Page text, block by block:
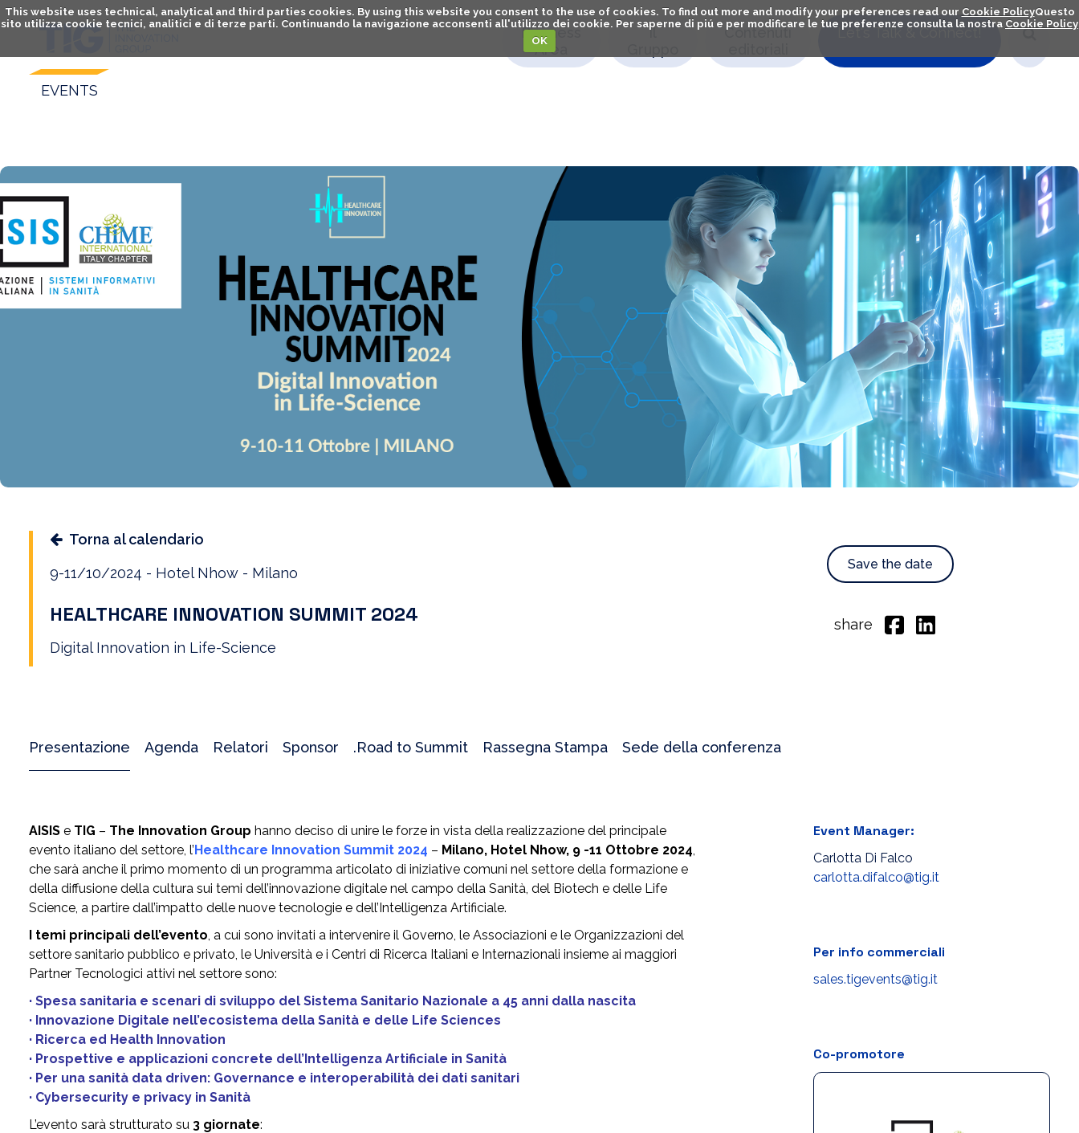
This website uses technical, analytical and third parties cookies. By using this website you consent to the use of cookies. To find out more and modify your preferences read our Cookie PolicyQuesto
sito utilizza cookie tecnici, analitici e di terze parti. Continuando la navigazione acconsenti all'utilizzo dei cookie. Per saperne di piú e per modificare le tue preferenze consulta la nostra Cookie Policy
OK
EVENTS
Let's Talk & Connect!
Business
Area
Il
Contenuti
Torna al calendario
9-11/10/2024 - Hotel Nhow - Milano
HEALTHCARE INNOVATION SUMMIT 2024
Digital Innovation in Life-Science
Save the date
share
Presentazione Agenda Relatori Sponsor .Road to Summit Rassegna Stampa Sede della conferenza
AISIS e TIG – The Innovation Group hanno deciso di unire le forze in vista della realizzazione del principale
evento italiano del settore, l’Healthcare Innovation Summit 2024 – Milano, Hotel Nhow, 9 -11 Ottobre 2024,
che sarà anche il primo momento di un programma articolato di iniziative comuni nel settore della formazione e
della diffusione della cultura sui temi dell’innovazione digitale nel campo della Sanità, del Biotech e delle Life
Science, a partire dall’impatto delle nuove tecnologie e dell’Intelligenza Artificiale.
I temi principali dell’evento, a cui sono invitati a intervenire il Governo, le Associazioni e le Organizzazioni del
settore sanitario pubblico e privato, le Università e i Centri di Ricerca Italiani e Internazionali insieme ai maggiori
Partner Tecnologici attivi nel settore sono:
· Spesa sanitaria e scenari di sviluppo del Sistema Sanitario Nazionale a 45 anni dalla nascita
· Innovazione Digitale nell’ecosistema della Sanità e delle Life Sciences
· Ricerca ed Health Innovation
· Prospettive e applicazioni concrete dell’Intelligenza Artificiale in Sanità
· Per una sanità data driven: Governance e interoperabilità dei dati sanitari
· Cybersecurity e privacy in Sanità
L’evento sarà strutturato su 3 giornate:
Event Manager:
Carlotta Di Falco
carlotta.difalco@tig.it
Per info commerciali
sales.tigevents@tig.it
Co-promotore